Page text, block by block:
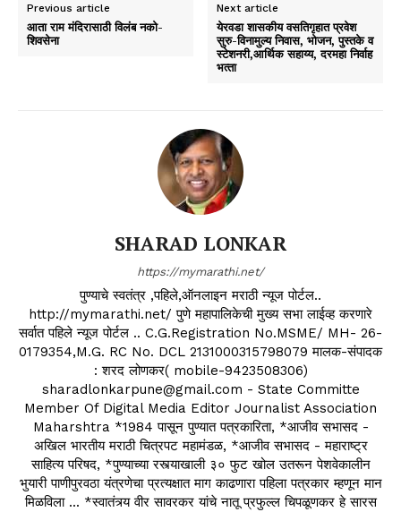
Previous article
आता राम मंदिरासाठी विलंब नको-
शिवसेना
Next article
येरवडा शासकीय वसतिगृहात प्रवेश
सुरु-विनामुल्‍य निवास, भोजन, पुस्‍तके व
स्‍टेशनरी,आर्थिक सहाय्य, दरमहा निर्वाह
भत्‍ता
SHARAD LONKAR
https://mymarathi.net/
पुण्याचे स्वतंत्र ,पहिले,ऑनलाइन मराठी न्यूज पोर्टल..
http://mymarathi.net/ पुणे महापालिकेची मुख्य सभा लाईव्ह करणारे
सर्वात पहिले न्यूज पोर्टल .. C.G.Registration No.MSME/ MH- 26-
0179354,M.G. RC No. DCL 2131000315798079 मालक-संपादक
: शरद लोणकर( mobile-9423508306)
sharadlonkarpune@gmail.com - State Committe
Member Of Digital Media Editor Journalist Association
Maharshtra *1984 पासून पुण्यात पत्रकारिता, *आजीव सभासद -
अखिल भारतीय मराठी चित्रपट महामंडळ, *आजीव सभासद - महाराष्ट्र
साहित्य परिषद, *पुण्याच्या रस्त्याखाली ३० फुट खोल उतरून पेशवेकालीन
भुयारी पाणीपुरवठा यंत्रणेचा प्रत्यक्षात माग काढणारा पहिला पत्रकार म्हणून मान
मिळविला ... *स्वातंत्र्य वीर सावरकर यांचे नातू प्रफुल्ल चिपळूणकर हे सारस